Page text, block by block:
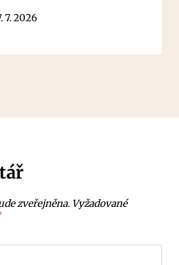
7. 2026
zveřejněna. Vyžadované